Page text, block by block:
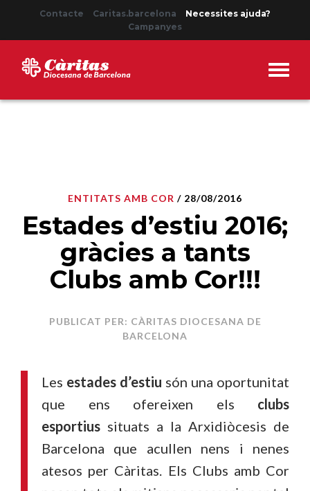
Contacte Caritas.barcelona
Necessites ajuda?
Campanyes
ENTITATS AMB COR / 28/08/2016
Estades d’estiu 2016;
gràcies a tants
Clubs amb Cor!!!
PUBLICAT PER: CÀRITAS DIOCESANA DE
BARCELONA
Les estades d’estiu són una oportunitat
que ens ofereixen els clubs
esportius situats a la Arxidiòcesis de
Barcelona que acullen nens i nenes
atesos per Càritas. Els Clubs amb Cor